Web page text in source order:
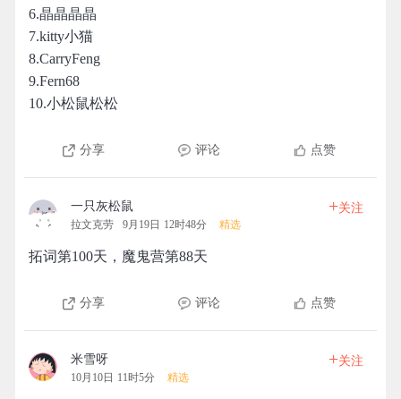
6.晶晶晶晶
7.kitty小猫
8.CarryFeng
9.Fern68
10.小松鼠松松
分享 评论 点赞
一只灰松鼠
拉文克劳 9月19日 12时48分 精选
+关注
拓词第100天，魔鬼营第88天
分享 评论 点赞
米雪呀
10月10日 11时5分 精选
+关注